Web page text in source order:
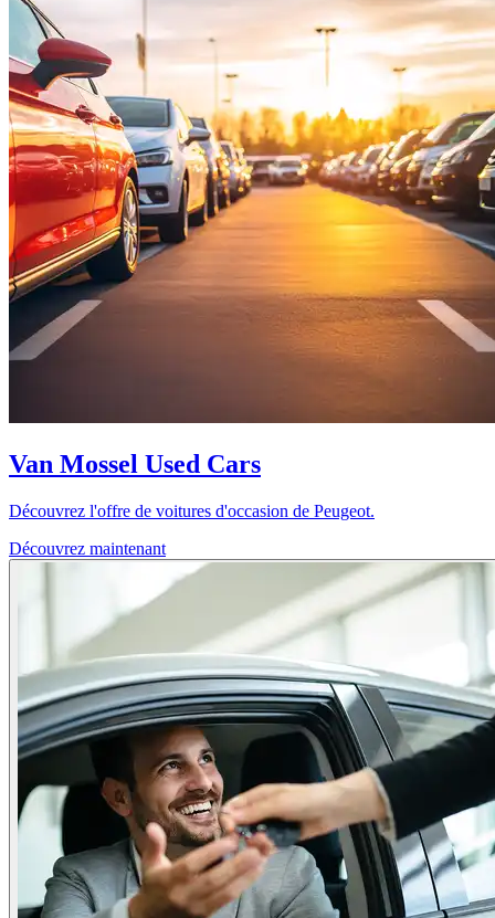
Van Mossel Used Cars
Découvrez l'offre de voitures d'occasion de Peugeot.
Découvrez maintenant